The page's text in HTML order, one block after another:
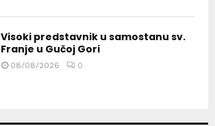
Visoki predstavnik u samostanu sv.
Franje u Gučoj Gori
08/08/2026 0